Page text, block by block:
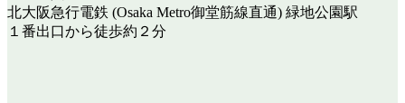
北大阪急行電鉄 (Osaka Metro御堂筋線直通) 緑地公園駅
１番出口から徒歩約２分